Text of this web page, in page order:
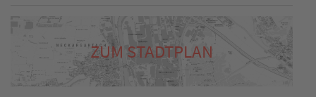
ZUM STADTPLAN